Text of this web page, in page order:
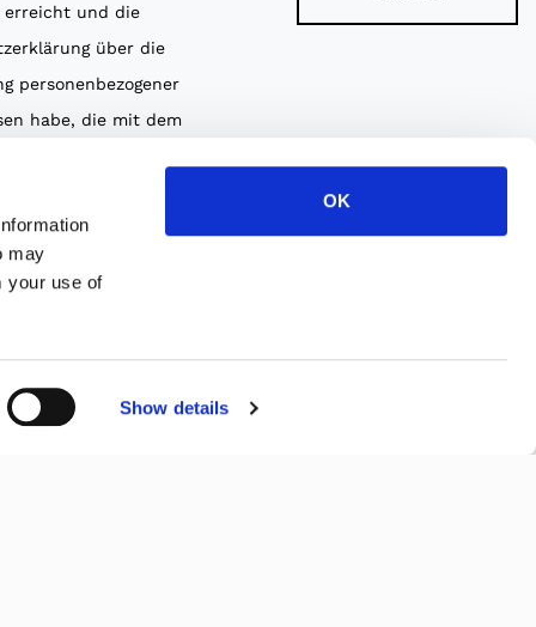
may
your use of
Show details
OK
erreicht und die
über die
personenbezogener
habe, die mit dem
Zusendung
E-Mails mit
Informationen
Produkte einwillige.